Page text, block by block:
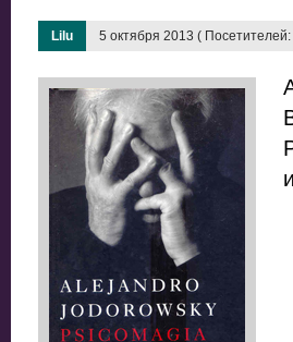
Lilu 5 октября 2013 (